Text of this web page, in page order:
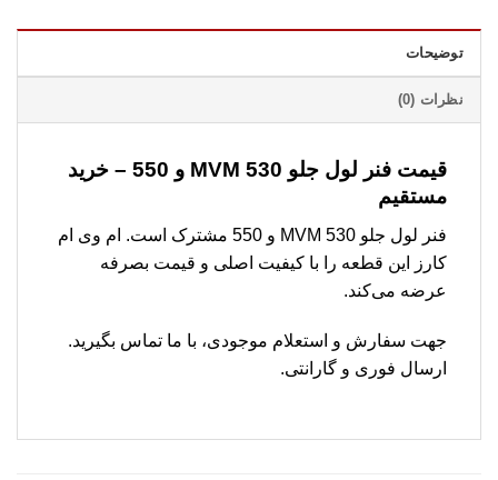
توضیحات
نظرات (0)
قیمت فنر لول جلو MVM 530 و 550 – خرید
مستقیم
فنر لول جلو MVM 530 و 550 مشترک است. ام وی ام
کارز این قطعه را با کیفیت اصلی و قیمت بصرفه
عرضه می‌کند.
جهت سفارش و استعلام موجودی، با ما تماس بگیرید.
ارسال فوری و گارانتی.